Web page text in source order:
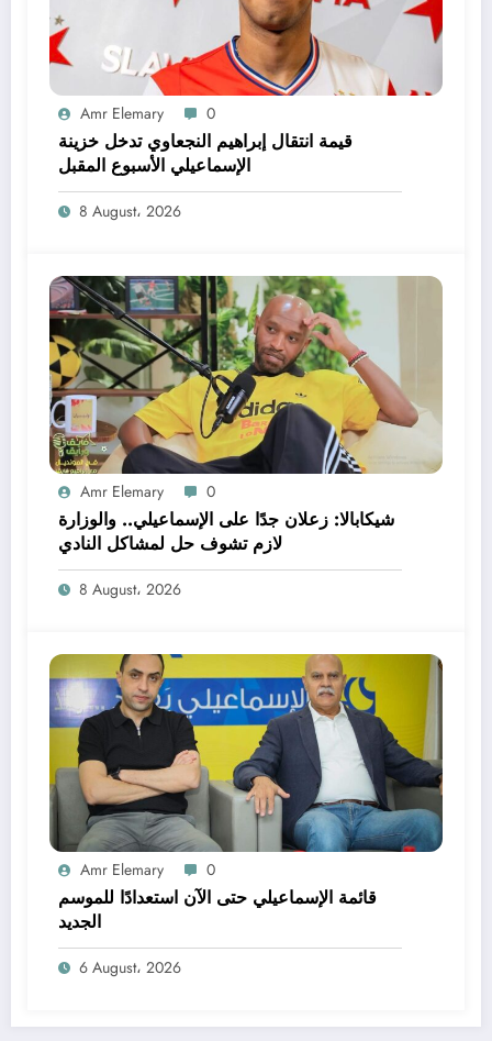
Amr Elemary 0
قيمة انتقال إبراهيم النجعاوي تدخل خزينة
الإسماعيلي الأسبوع المقبل
8 August، 2026
Amr Elemary 0
شيكابالا: زعلان جدًا على الإسماعيلي.. والوزارة
لازم تشوف حل لمشاكل النادي
8 August، 2026
Amr Elemary 0
قائمة الإسماعيلي حتى الآن استعدادًا للموسم
الجديد
6 August، 2026